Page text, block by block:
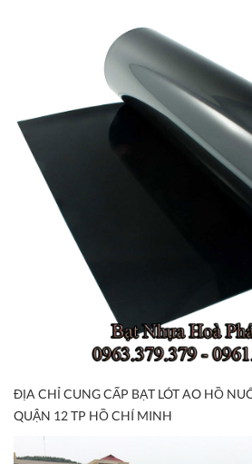
ĐỊA CHỈ CUNG CẤP BẠT LÓT AO HỒ
QUẬN 12 TP HỒ CHÍ MINH